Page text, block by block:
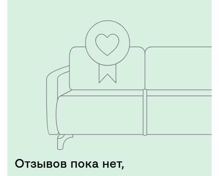
Отзывов пока нет,